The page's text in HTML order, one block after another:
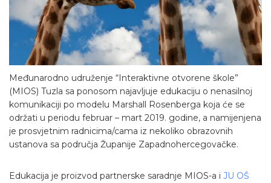
Međunarodno udruženje “Interaktivne otvorene škole”
(MIOS) Tuzla sa ponosom najavljuje edukaciju o nenasilnoj
komunikaciji po modelu Marshall Rosenberga koja će se
održati u periodu februar – mart 2019. godine, a namijenjena
je prosvjetnim radnicima/cama iz nekoliko obrazovnih
ustanova sa područja Županije Zapadnohercegovačke.
Edukacija je proizvod partnerske saradnje MIOS-a i JU OŠ